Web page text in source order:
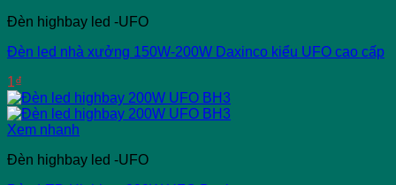
Đèn highbay led -UFO
Đèn led nhà xưởng 150W-200W Daxinco kiểu UFO cao cấp
1₫
Xem nhanh
Đèn highbay led -UFO